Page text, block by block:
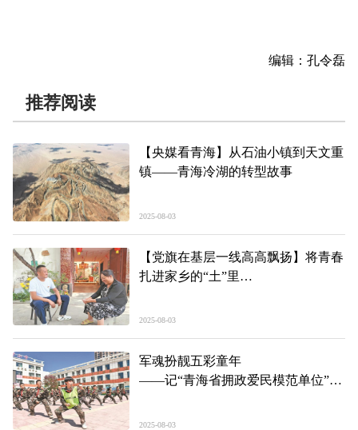
编辑：孔令磊
推荐阅读
【央媒看青海】从石油小镇到天文重
镇——青海冷湖的转型故事
2025-08-03
【党旗在基层一线高高飘扬】将青春
扎进家乡的“土”里
村党支部书记张洪建
2025-08-03
军魂扮靓五彩童年
——记“青海省拥政爱民模范单位”中
2025-08-03